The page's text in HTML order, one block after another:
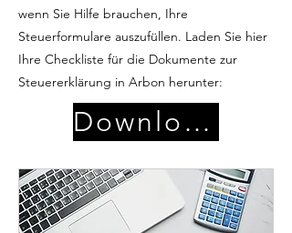
wenn Sie Hilfe brauchen, Ihre
Steuerformulare auszufüllen. Laden Sie hier
Ihre Checkliste für die Dokumente zur
Steuererklärung in Arbon herunter:
Download